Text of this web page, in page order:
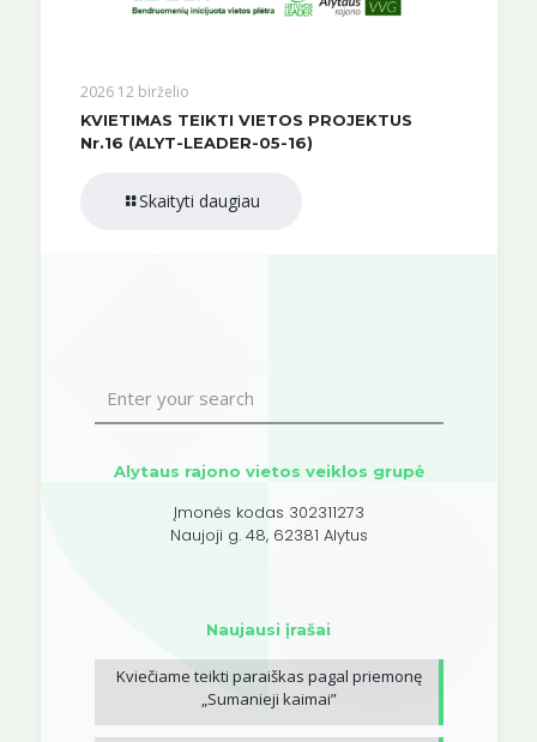
2026 12 birželio
KVIETIMAS TEIKTI VIETOS PROJEKTUS
Nr.16 (ALYT-LEADER-05-16)
Skaityti daugiau
Alytaus rajono vietos veiklos grupė
Įmonės kodas 302311273
Naujoji g. 48, 62381 Alytus
Naujausi įrašai
Kviečiame teikti paraiškas pagal priemonę
„Sumanieji kaimai”